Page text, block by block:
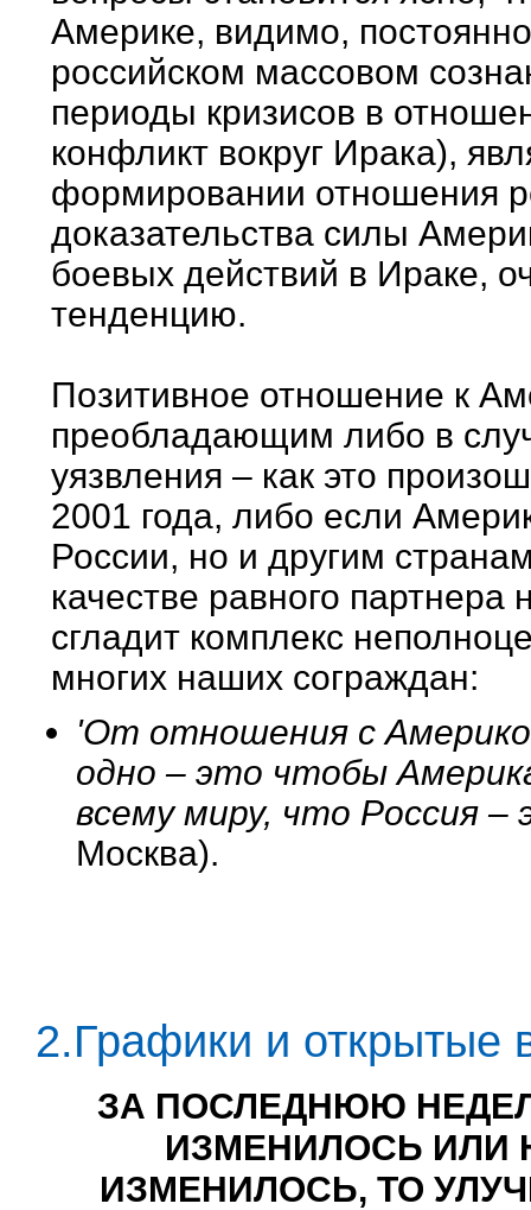
Америке, видимо,
российском массовом
периоды кризисов в
конфликт вокруг Ирака),
формировании отношения
доказательства силы
боевых действий в Ираке,
тенденцию.
Позитивное отношение к
преобладающим либо в
уязвления – как это
2001 года, либо если
России, но и другим
качестве равного партнера
сгладит комплекс
многих наших сограждан:
'От отношения с
одно – это чтобы
всему миру, что Россия –
Москва).
2.Графики и открытые
ЗА ПОСЛЕДНЮЮ
ИЗМЕНИЛОСЬ ИЛИ
ИЗМЕНИЛОСЬ, ТО